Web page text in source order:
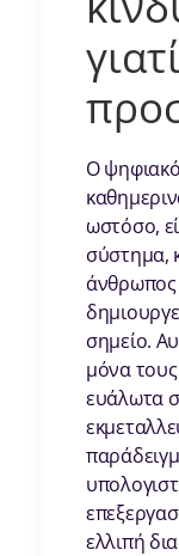
Ο
ωστόσο,
σύστημα,
άνθρωπος
σημείο.
μόνα τους
ευάλωτα
ελλιπή